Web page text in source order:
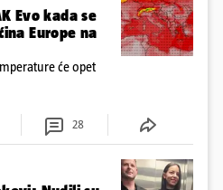
Evo kada se
Europe na
će opet
28